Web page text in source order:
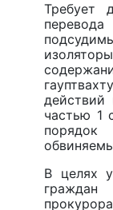
Требует
действий
частью 1
В целях